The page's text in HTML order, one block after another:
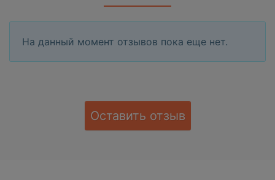
На данный момент отзывов пока еще нет.
Оставить отзыв